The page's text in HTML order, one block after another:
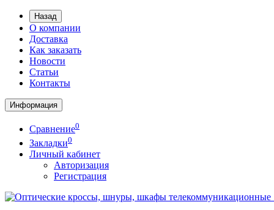
Назад
О компании
Доставка
Как заказать
Новости
Статьи
Контакты
Информация
Сравнение0
Закладки0
Личный кабинет
Авторизация
Регистрация